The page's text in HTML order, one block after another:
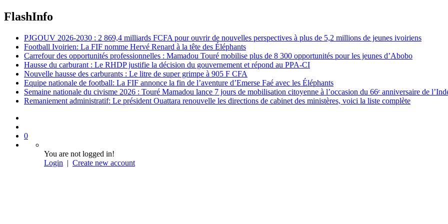
FlashInfo
PJGOUV 2026-2030 : 2 869,4 milliards FCFA pour ouvrir de nouvelles perspectives à plus de 5,2 millions de jeunes ivoiriens
Football Ivoirien: La FIF nomme Hervé Renard à la tête des Éléphants
Carrefour des opportunités professionnelles : Mamadou Touré mobilise plus de 8 300 opportunités pour les jeunes d’Abobo
Hausse du carburant : Le RHDP justifie la décision du gouvernement et répond au PPA-CI
Nouvelle hausse des carburants : Le litre de super grimpe à 905 F CFA
Equipe nationale de football: La FIF annonce la fin de l’aventure d’Emerse Faé avec les Éléphants
Semaine nationale du civisme 2026 : Touré Mamadou lance 7 jours de mobilisation citoyenne à l’occasion du 66ᵉ anniversaire de
Remaniement administratif: Le président Ouattara renouvelle les directions de cabinet des ministères, voici la liste complète
0
You are not logged in!
Login | Create new account